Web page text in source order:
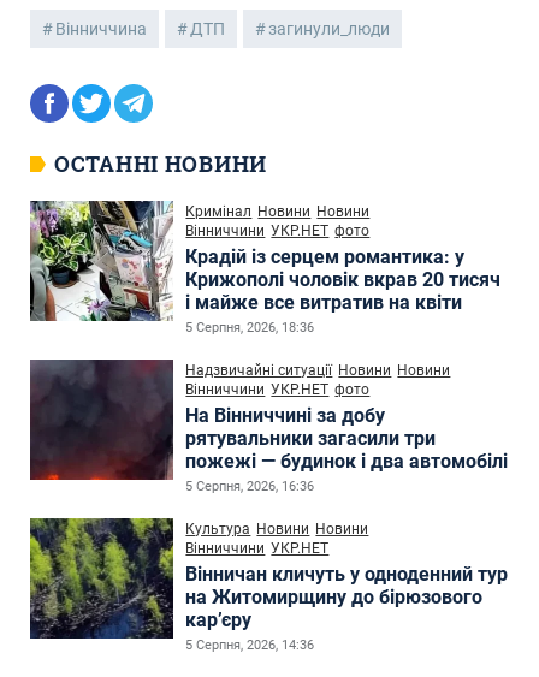
Вінниччина ДТП загинули_люди
ОСТАННІ НОВИНИ
Кримінал Новини Новини
Вінниччини УКР.НЕТ фото
Крадій із серцем романтика: у
Крижополі чоловік вкрав 20 тисяч
і майже все витратив на квіти
5 Серпня, 2026, 18:36
Надзвичайні ситуації Новини Новини
Вінниччини УКР.НЕТ фото
На Вінниччині за добу
рятувальники загасили три
пожежі — будинок і два автомобілі
5 Серпня, 2026, 16:36
Культура Новини Новини
Вінниччини УКР.НЕТ
Вінничан кличуть у одноденний тур
на Житомирщину до бірюзового
кар’єру
5 Серпня, 2026, 14:36